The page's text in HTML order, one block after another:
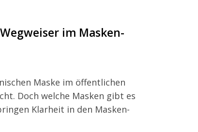
im Masken-
Maske im öffentlichen
Doch welche Masken gibt es
Klarheit in den Masken-